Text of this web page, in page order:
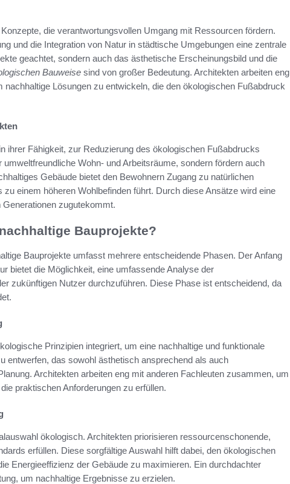
die verantwortungsvollen Umgang mit Ressourcen fördern.
und die Integration von Natur in städtische Umgebungen eine zentrale
geachtet, sondern auch das ästhetische Erscheinungsbild und die
Bauweise sind von großer Bedeutung. Architekten arbeiten eng
Lösungen zu entwickeln, die den ökologischen Fußabdruck
ihrer Fähigkeit, zur Reduzierung des ökologischen Fußabdrucks
Wohn- und Arbeitsräume, sondern fördern auch
Gebäude bietet den Bewohnern Zugang zu natürlichen
einem höheren Wohlbefinden führt. Durch diese Ansätze wird eine
zugutekommt.
Bauprojekte?
Bauprojekte umfasst mehrere entscheidende Phasen. Der Anfang
bietet die Möglichkeit, eine umfassende Analyse der
zukünftigen Nutzer durchzuführen. Diese Phase ist entscheidend, da
Prinzipien integriert, um eine nachhaltige und funktionale
entwerfen, das sowohl ästhetisch ansprechend als auch
Architekten arbeiten eng mit anderen Fachleuten zusammen, um
praktischen Anforderungen zu erfüllen.
ökologisch. Architekten priorisieren ressourcenschonende,
erfüllen. Diese sorgfältige Auswahl hilft dabei, den ökologischen
Energieeffizienz der Gebäude zu maximieren. Ein durchdachter
um nachhaltige Ergebnisse zu erzielen.